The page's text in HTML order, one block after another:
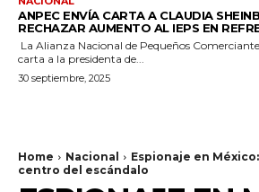
ANPEC ENVÍA CARTA A CLAUDIA
RECHAZAR AUMENTO AL IEPS EN
La Alianza Nacional de Pequeños
carta a la presidenta de...
30 septiembre, 2025